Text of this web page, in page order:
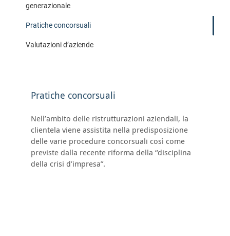
generazionale
Pratiche concorsuali
Valutazioni d’aziende
Pratiche concorsuali
Nell’ambito delle ristrutturazioni aziendali, la
clientela viene assistita nella predisposizione
delle varie procedure concorsuali così come
previste dalla recente riforma della “disciplina
della crisi d’impresa”.